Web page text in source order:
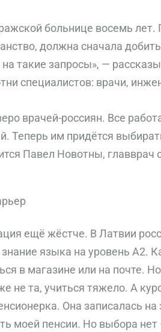
больнице восемь
должна сначала
такие запросы», —
специалистов: врачи,
врачей-россиян. Все
Теперь им придётся
Павел Новотны, главврач
ещё жёстче. В Латвии
языка на уровень А2.
в магазине или на почте.
не та, учиться тяжело. А
Она записалась на
моей пенсии. Но выбора